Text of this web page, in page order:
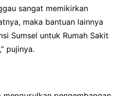
sangat memikirkan
maka bantuan lainnya
Sumsel untuk Rumah Sakit
pujinya.